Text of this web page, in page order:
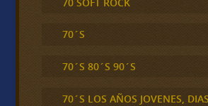
70´S
70´S 80´S 90´S
70´S LOS AÑOS JOVENES,